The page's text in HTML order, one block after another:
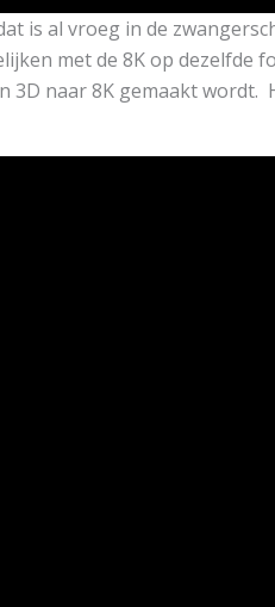
is al vroeg in de
met de 8K op
3D naar 8K gemaakt